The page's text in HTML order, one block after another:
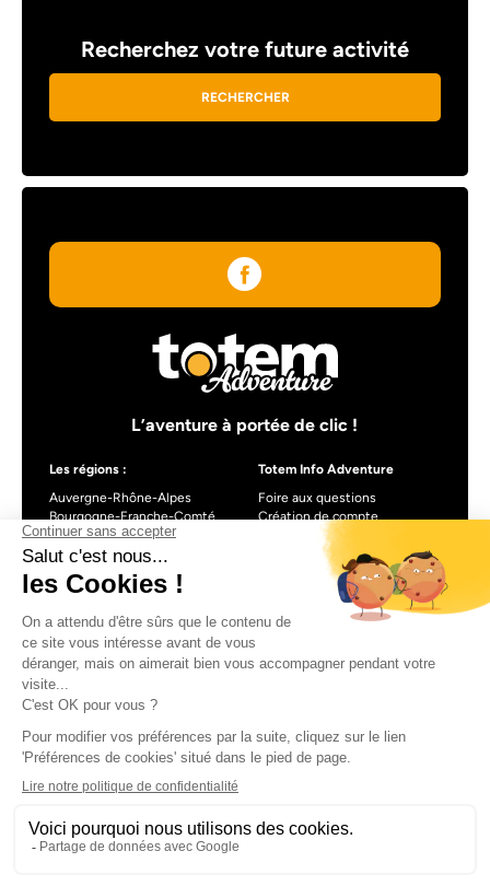
Recherchez votre future activité
RECHERCHER
L’aventure à portée de clic !
Les régions :
Auvergne-Rhône-Alpes
Bourgogne-Franche-Comté
Centre-Val de Loire
Nouvelle-Aquitaine
Occitanie
Pays de la Loire
Totem Info Adventure
Foire aux questions
Création de compte
À propos de Totem info Adventure
Formulaire de contact
CGV
Gestionnaire de cookies